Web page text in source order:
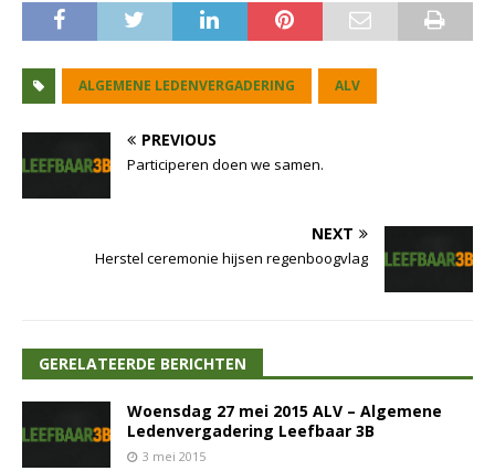
ALGEMENE LEDENVERGADERING ALV
PREVIOUS
Participeren doen we samen.
NEXT
Herstel ceremonie hijsen regenboogvlag
GERELATEERDE BERICHTEN
Woensdag 27 mei 2015 ALV – Algemene
Ledenvergadering Leefbaar 3B
3 mei 2015